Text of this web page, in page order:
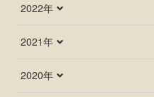
2022年
2021年
2020年